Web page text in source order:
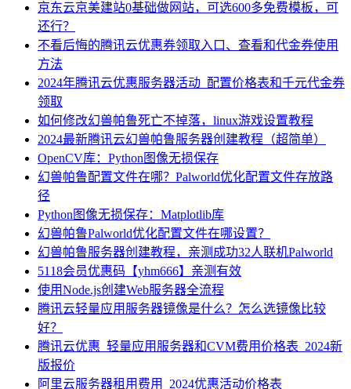
京东云京美建站0基础做网站，可选600多免费模板，可
还行？
不看后悔的腾讯云优惠券领取入口、查看和代金券使用
方法
2024年腾讯云优惠服务器活动_配置价格表和千元代金券
领取
如何修改幻兽帕鲁死亡不掉落，linux游戏设置教程
2024最新腾讯云幻兽帕鲁服务器创建教程（超简单）
OpenCV库：Python图像无损保存
幻兽帕鲁配置文件在哪？Palworld优化配置文件存放路
径
Python图像无损保存：Matplotlib库
幻兽帕鲁Palworld优化配置文件在哪设置？
幻兽帕鲁服务器创建教程，亲测成功32人联机Palworld
5118会员优惠码【yhm666】亲测有效
使用Node.js创建Web服务器全流程
腾讯云轻量应用服务器镜像是什么？怎么选镜像比较
好？
腾讯云优惠_轻量应用服务器和CVM费用价格表_2024新
版报价
阿里云服务器租用费用_2024优惠活动价格表